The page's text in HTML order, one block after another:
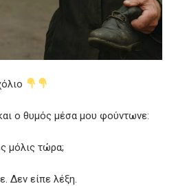
ο θυμός μέσα μου φούντωνε:
μόλις τώρα;
Δεν είπε λέξη.